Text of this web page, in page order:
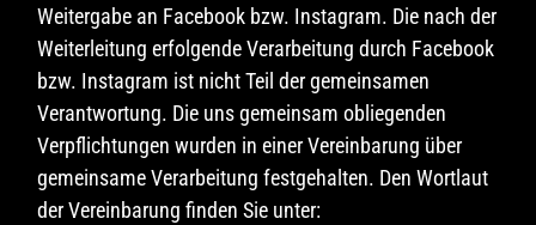
Weitergabe an Facebook bzw. Instagram. Die nach der
Weiterleitung erfolgende Verarbeitung durch Facebook
bzw. Instagram ist nicht Teil der gemeinsamen
Verantwortung. Die uns gemeinsam obliegenden
Verpflichtungen wurden in einer Vereinbarung über
gemeinsame Verarbeitung festgehalten. Den Wortlaut
der Vereinbarung finden Sie unter: